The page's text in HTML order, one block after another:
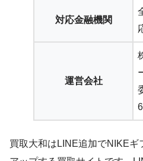
対応金融機関
運営会社
買取大和はLINE追加でNIKEギ